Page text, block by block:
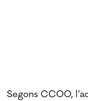
Segons CCOO,